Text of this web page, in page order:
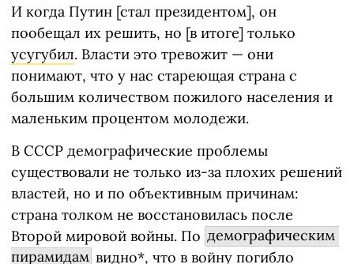
И когда Путин [стал президентом], он
пообещал их решить, но [в итоге] только
усугубил. Власти это тревожит — они
понимают, что у нас стареющая страна с
большим количеством пожилого населения и
маленьким процентом молодежи.
В СССР демографические проблемы
существовали не только из-за плохих решений
властей, но и по объективным причинам:
страна толком не восстановилась после
Второй мировой войны. По демографическим
пирамидам видно*, что в войну погибло